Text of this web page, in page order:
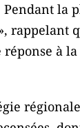
la
rappelant
à la